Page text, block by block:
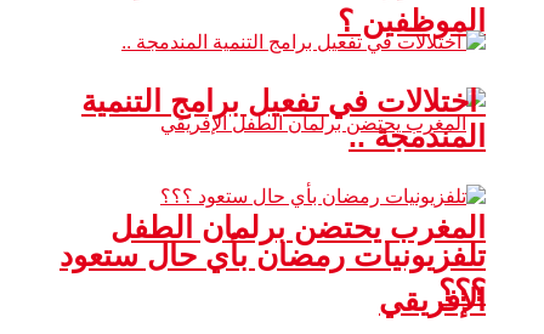
الموظفين ؟
المغرب يحتضن برلمان الطفل
الإفريقي
اختلالات في تفعيل برامج التنمية
المندمجة ..
تلفزيونيات رمضان بأي حال ستعود
؟؟؟